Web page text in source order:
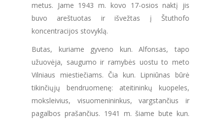
metus. Jame 1943 m. kovo 17-osios naktį jis
buvo areštuotas ir išvežtas į Štuthofo
koncentracijos stovyklą.
Butas, kuriame gyveno kun. Alfonsas, tapo
užuovėja, saugumo ir ramybės uostu to meto
Vilniaus miestiečiams. Čia kun. Lipniūnas būrė
tikinčiųjų bendruomenę: ateitininkų kuopeles,
moksleivius, visuomenininkus, vargstančius ir
pagalbos prašančius. 1941 m. šiame bute kun.